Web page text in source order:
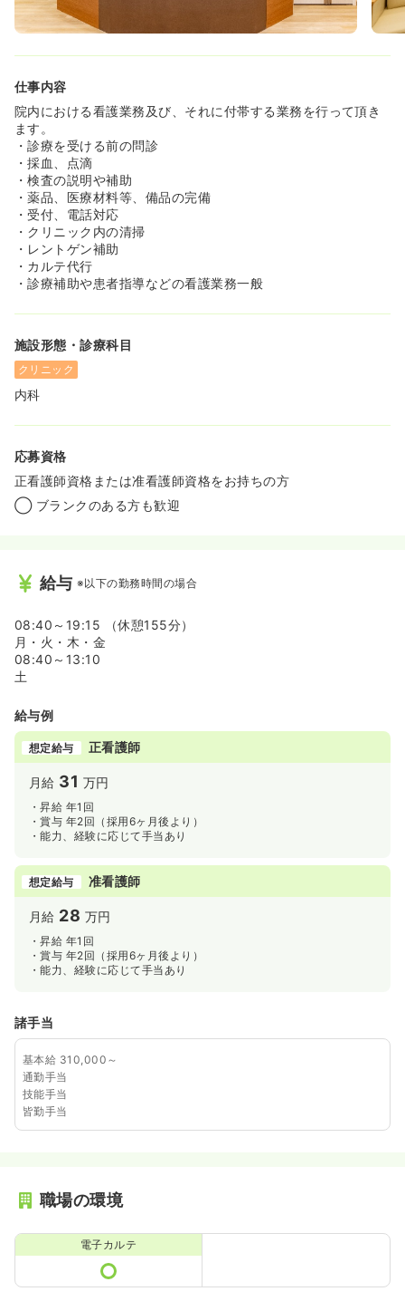
仕事内容
院内における看護業務及び、それに付帯する業務を行って頂き
ます。
・診療を受ける前の問診
・採血、点滴
・検査の説明や補助
・薬品、医療材料等、備品の完備
・受付、電話対応
・クリニック内の清掃
・レントゲン補助
・カルテ代行
・診療補助や患者指導などの看護業務一般
施設形態・診療科目
クリニック
内科
応募資格
正看護師資格または准看護師資格をお持ちの方
◯ ブランクのある方も歓迎
給与 ※以下の勤務時間の場合
08:40～19:15 （休憩155分）
月・火・木・金
08:40～13:10
土
給与例
想定給与 正看護師
月給 31 万円
・昇給 年1回
・賞与 年2回（採用6ヶ月後より）
・能力、経験に応じて手当あり
想定給与 准看護師
月給 28 万円
・昇給 年1回
・賞与 年2回（採用6ヶ月後より）
・能力、経験に応じて手当あり
諸手当
基本給 310,000～
通勤手当
技能手当
皆勤手当
職場の環境
電子カルテ